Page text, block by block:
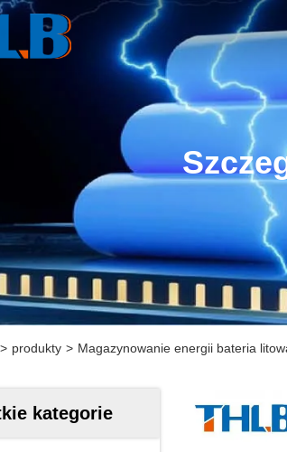
> produkty > Magazynowanie energii bateria
kategorie